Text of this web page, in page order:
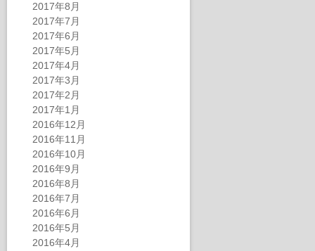
2017年8月
2017年7月
2017年6月
2017年5月
2017年4月
2017年3月
2017年2月
2017年1月
2016年12月
2016年11月
2016年10月
2016年9月
2016年8月
2016年7月
2016年6月
2016年5月
2016年4月